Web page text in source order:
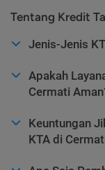
Tentang Kredit
Jenis-Jenis
Apakah
Cermati
Keuntungan
KTA di